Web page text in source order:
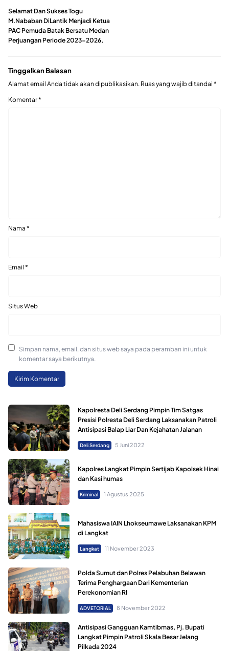
Selamat Dan Sukses Togu
M.Nababan DiLantik Menjadi Ketua
PAC Pemuda Batak Bersatu Medan
Perjuangan Periode 2023-2026,
Tinggalkan Balasan
Alamat email Anda tidak akan dipublikasikan. Ruas yang wajib ditandai *
Komentar*
Nama *
Email *
Situs Web
Simpan nama, email, dan situs web saya pada peramban ini untuk
komentar saya berikutnya.
Kapolresta Deli Serdang Pimpin Tim Satgas
Presisi Polresta Deli Serdang Laksanakan Patroli
Antisipasi Balap Liar Dan Kejahatan Jalanan
Deli Serdang 5 Juni 2022
Kapolres Langkat Pimpin Sertijab Kapolsek Hinai
dan Kasi humas
Kriminal 1 Agustus 2025
Mahasiswa IAIN Lhokseumawe Laksanakan KPM
di Langkat
Langkat 11 November 2023
Polda Sumut dan Polres Pelabuhan Belawan
Terima Penghargaan Dari Kementerian
Perekonomian RI
ADVETORIAL 8 November 2022
Antisipasi Gangguan Kamtibmas, Pj. Bupati
Langkat Pimpin Patroli Skala Besar Jelang
Pilkada 2024